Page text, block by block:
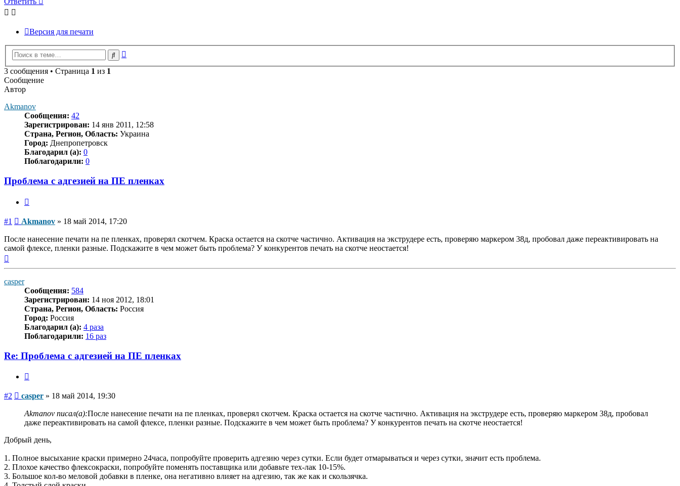
Версия для печати
Поиск
3 сообщения • Страница 1 из 1
Сообщение
Автор
Akmanov
Сообщения: 42
Зарегистрирован: 14 янв 2011, 12:58
Страна, Регион, Область: Украина
Город: Днепропетровск
Благодарил (а): 0
Поблагодарили: 0
Проблема с адгезией на ПЕ пленках
#1 Сообщение
Akmanov » 18 май 2014, 17:20
После нанесение печати на пе пленках, проверял скотчем. Краска остается на скотче частично. Активация на экструдере есть, проверяю маркером 38д, пробовал даже переактивировать на
самой флексе, пленки разные. Подскажите в чем может быть проблема? У конкурентов печать на скотче неостается!
casper
Сообщения: 584
Зарегистрирован: 14 ноя 2012, 18:01
Страна, Регион, Область: Россия
Город: Россия
Благодарил (а): 4 раза
Поблагодарили: 16 раз
Re: Проблема с адгезией на ПЕ пленках
#2 Сообщение
casper » 18 май 2014, 19:30
Akmanov писал(а):После нанесение печати на пе пленках, проверял скотчем. Краска остается на скотче частично. Активация на экструдере есть, проверяю маркером 38д, пробовал
даже переактивировать на самой флексе, пленки разные. Подскажите в чем может быть проблема? У конкурентов печать на скотче неостается!
Добрый день,
1. Полное высыхание краски примерно 24часа, попробуйте проверить адгезию через сутки. Если будет отмарываться и через сутки, значит есть проблема.
2. Плохое качество флексокраски, попробуйте поменять поставщика или добавьте тех-лак 10-15%.
3. Большое кол-во меловой добавки в пленке, она негативно влияет на адгезию, так же как и скользячка.